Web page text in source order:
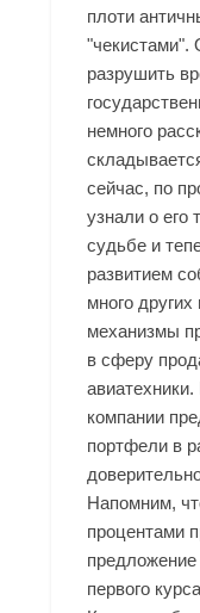
плоти
"чекистами".
разрушить
немного
сейчас, по
узнали о его
судьбе и
развитием
много
механизмы
в сферу
компании
портфели в
Напомним,
процентами
первого